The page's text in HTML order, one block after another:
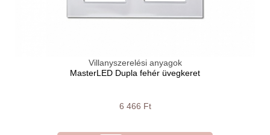
Villanyszerelési anyagok
MasterLED Dupla fehér üvegkeret
6 466 Ft